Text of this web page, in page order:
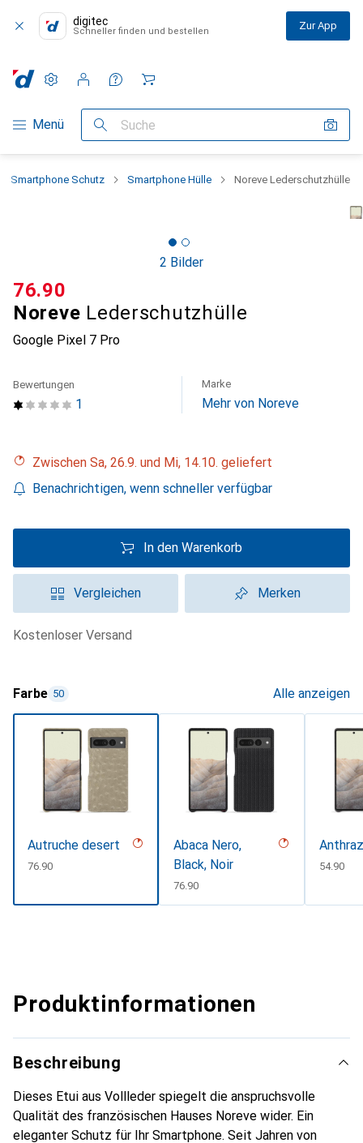
digitec
Schneller finden und bestellen Zur App
Navigation nach Kategorien
Menü Suche
Einstellungen
Kundenkonto
Vergleichslisten
Merklisten
Warenkorb
Smartphone Schutz Smartphone Hülle Noreve Lederschutzhülle
2 Bilder
Noreve Lederschutzhülle
Google Pixel 7 Pro
CHF
76.90
1
Bewertungen Marke
Mehr von Noreve
Zwischen Sa, 26.9. und Mi, 14.10. geliefert
Benachrichtigen, wenn schneller verfügbar
In den Warenkorb
Vergleichen Merken
kostenloser Versand
Farbe 50 Alle anzeigen
Autruche desert
CHF
76.90
Abaca Nero,
Black, Noir
CHF
76.90
CHF
54.90
Produktinformationen
Beschreibung
Dieses Etui aus Vollleder spiegelt die anspruchsvolle
Qualität des französischen Hauses Noreve wider. Ein
eleganter Schutz für Ihr Smartphone. Seit Jahren von